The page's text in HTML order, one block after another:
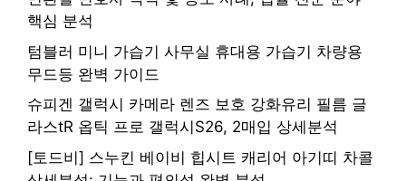
핵심 분석
텀블러 미니 가습기 사무실 휴대용 가습기 차량용
무드등 완벽 가이드
슈피겐 갤럭시 카메라 렌즈 보호 강화유리 필름 글
라스tR 옵틱 프로 갤럭시S26, 2매입 상세분석
[토드비] 스누킨 베이비 힙시트 캐리어 아기띠 차콜